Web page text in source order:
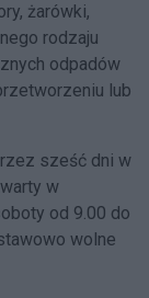
żarówki,
rodzaju
odpadów
lub
sześć dni w
w
od 9.00 do
wolne